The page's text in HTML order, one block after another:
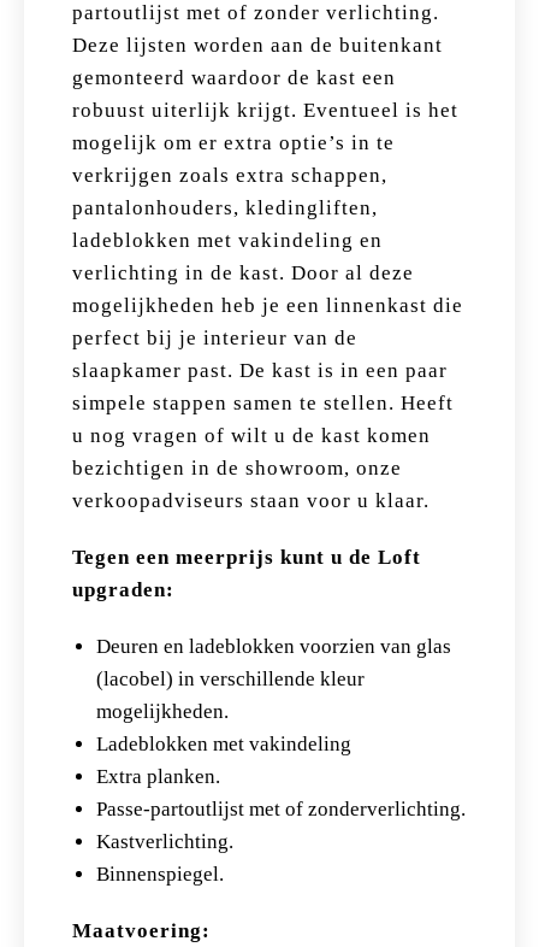
partoutlijst met of zonder verlichting.
Deze lijsten worden aan de buitenkant
gemonteerd waardoor de kast een
robuust uiterlijk krijgt. Eventueel is het
mogelijk om er extra optie’s in te
verkrijgen zoals extra schappen,
pantalonhouders, kledingliften,
ladeblokken met vakindeling en
verlichting in de kast. Door al deze
mogelijkheden heb je een linnenkast die
perfect bij je interieur van de
slaapkamer past. De kast is in een paar
simpele stappen samen te stellen. Heeft
u nog vragen of wilt u de kast komen
bezichtigen in de showroom, onze
verkoopadviseurs staan voor u klaar.
Tegen een meerprijs kunt u de Loft
upgraden:
Deuren en ladeblokken voorzien van glas
(lacobel) in verschillende kleur
mogelijkheden.
Ladeblokken met vakindeling
Extra planken.
Passe-partoutlijst met of zonderverlichting.
Kastverlichting.
Binnenspiegel.
Maatvoering: